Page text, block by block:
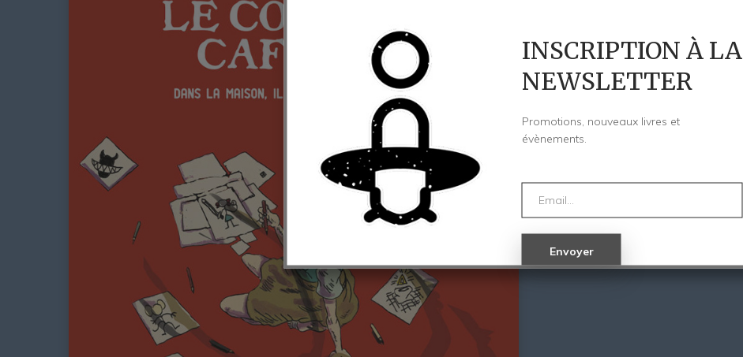
INSCRIPTION À LA
NEWSLETTER
Promotions, nouveaux livres et
évènements.